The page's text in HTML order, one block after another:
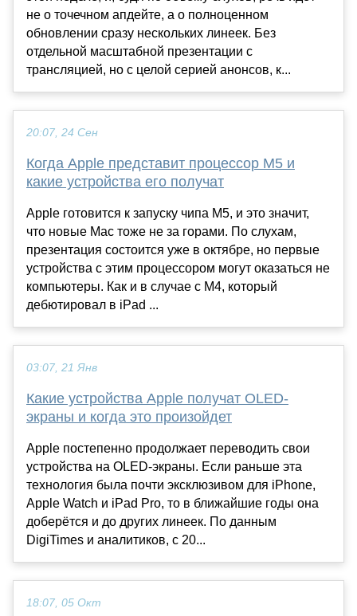
не о точечном апдейте, а о полноценном
обновлении сразу нескольких линеек. Без
отдельной масштабной презентации с
трансляцией, но с целой серией анонсов, к...
20:07, 24 Сен
Когда Apple представит процессор M5 и
какие устройства его получат
Apple готовится к запуску чипа M5, и это значит,
что новые Mac тоже не за горами. По слухам,
презентация состоится уже в октябре, но первые
устройства с этим процессором могут оказаться не
компьютеры. Как и в случае с M4, который
дебютировал в iPad ...
03:07, 21 Янв
Какие устройства Apple получат OLED-
экраны и когда это произойдет
Apple постепенно продолжает переводить свои
устройства на OLED-экраны. Если раньше эта
технология была почти эксклюзивом для iPhone,
Apple Watch и iPad Pro, то в ближайшие годы она
доберётся и до других линеек. По данным
DigiTimes и аналитиков, с 20...
18:07, 05 Окт